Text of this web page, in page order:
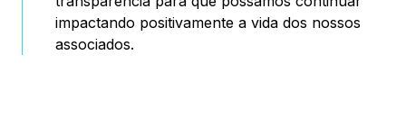
impactando positivamente a vida dos nossos
associados.